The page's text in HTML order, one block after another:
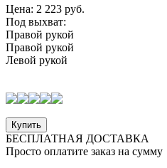
Цена: 2 223 руб.
Под выхват:
Правой рукой
Правой рукой
Левой рукой
Купить
БЕСПЛАТНАЯ ДОСТАВКА
Просто оплатите заказ на сумму